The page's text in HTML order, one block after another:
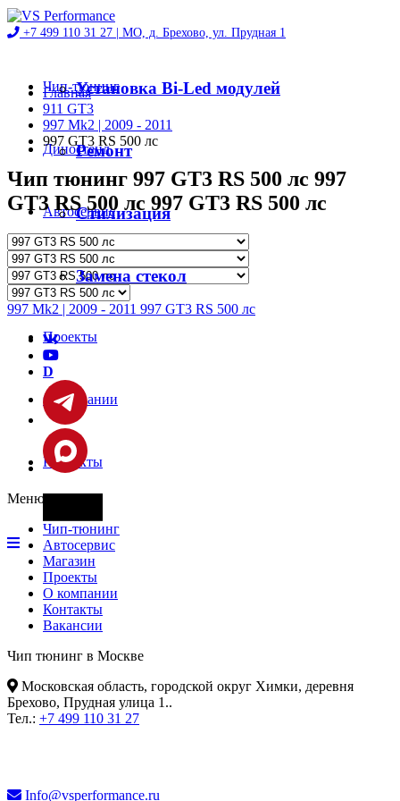
+7 499 110 31 27 | МО, д. Брехово, ул. Прудная 1
Чип-тюнинг
Диностенд
Автосервис
Магазин
Проекты
О компании
Контакты
Установка Bi-Led модулей
Ремонт
Стилизация
Замена стекол
Главная
911 GT3
997 Mk2 | 2009 - 2011
997 GT3 RS 500 лс
Чип тюнинг 997 GT3 RS 500 лс 997
GT3 RS 500 лс 997 GT3 RS 500 лс
997 Mk2 | 2009 - 2011 997 GT3 RS 500 лс
D
Меню
Чип-тюнинг
Автосервис
Магазин
Проекты
О компании
Контакты
Вакансии
Чип тюнинг в Москве
Московская область, городской округ Химки, деревня
Брехово, Прудная улица 1..
Тел.: +7 499 110 31 27
Info@vsperformance.ru